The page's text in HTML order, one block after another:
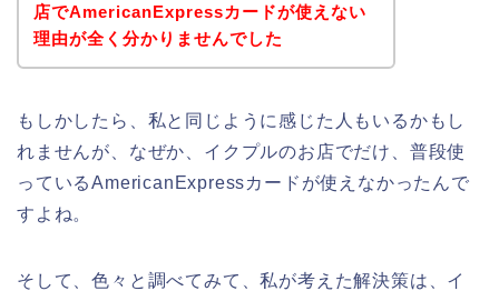
店でAmericanExpressカードが使えない
理由が全く分かりませんでした
もしかしたら、私と同じように感じた人もいるかもし
れませんが、なぜか、イクプルのお店でだけ、普段使
っているAmericanExpressカードが使えなかったんで
すよね。
そして、色々と調べてみて、私が考えた解決策は、イ